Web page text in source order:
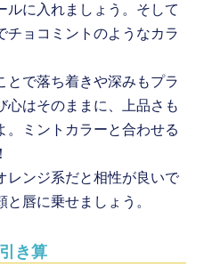
ルに入れましょう。そして
チョコミントのようなカラ
とで落ち着きや深みもプラ
心はそのままに、上品さも
。ミントカラーと合わせる
レンジ系だと相性が良いで
唇に乗せましょう。
き算